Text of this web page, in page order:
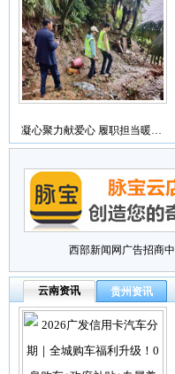
凝心聚力献爱心 履职担当暖…
西部新闻网广告招商中
云南资讯 贵州资讯